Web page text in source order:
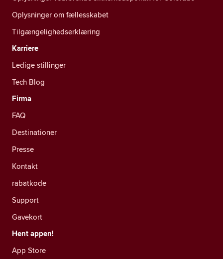
Oplysninger om fællesskabet
Tilgængelighedserklæring
Karriere
Ledige stillinger
Tech Blog
Firma
FAQ
Destinationer
Presse
Kontakt
rabatkode
Support
Gavekort
Hent appen!
App Store